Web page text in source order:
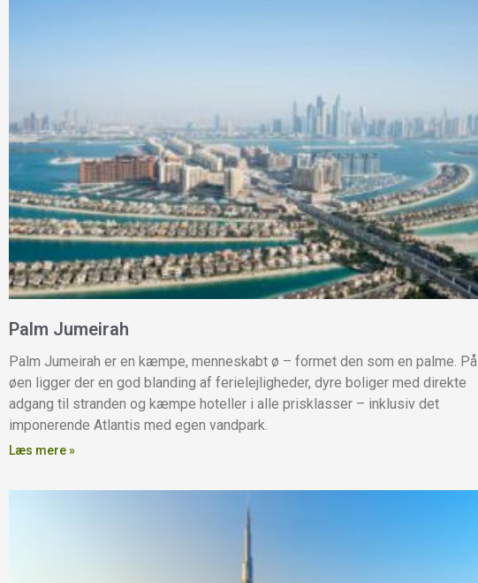
Palm Jumeirah
Palm Jumeirah er en kæmpe, menneskabt ø – formet den som en palme. På
øen ligger der en god blanding af ferielejligheder, dyre boliger med direkte
adgang til stranden og kæmpe hoteller i alle prisklasser – inklusiv det
imponerende Atlantis med egen vandpark.
Læs mere »